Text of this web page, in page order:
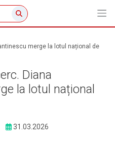
merge la lotul național de
Diana
la lotul național
31.03.2026